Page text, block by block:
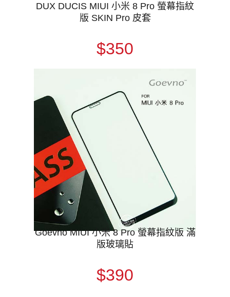
DUX DUCIS MIUI 小米 8 Pro 螢幕指紋
版 SKIN Pro 皮套
$350
Goevno MIUI 小米 8 Pro 螢幕指紋版 滿
版玻璃貼
$390